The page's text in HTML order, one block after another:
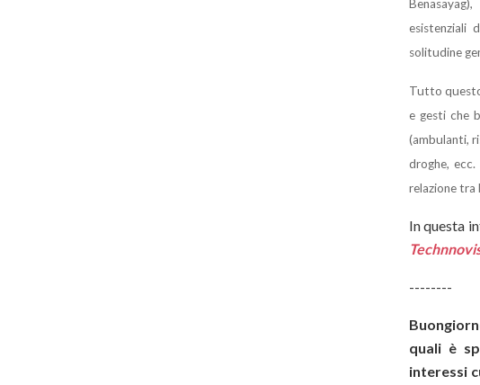
esistenziali
solitudine
Tutto
e gesti che
(ambulanti,
droghe, ecc.
relazione tra
In questa
--------
quali è
interessi